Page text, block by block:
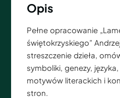
Opis
Pełne opracowanie „
świętokrzyskiego”
streszczenie dzieła,
symboliki, genezy,
motywów literackich i
stron.